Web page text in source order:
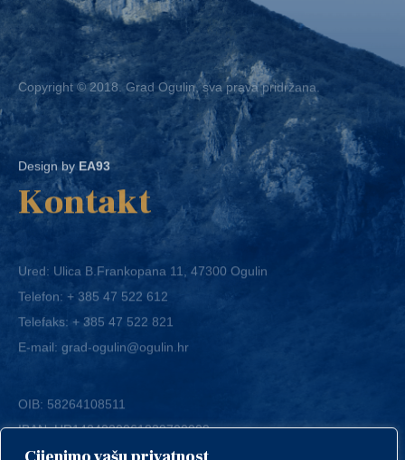
Copyright © 2018. Grad Ogulin, sva prava pridržana.
Design byEA93
Kontakt
Ured: Ulica B.Frankopana 11, 47300 Ogulin
Telefon:+ 385 47 522 612
Telefaks:+ 385 47 522 821
E-mail:grad-ogulin@ogulin.hr
IBAN: HR1424020061829700009